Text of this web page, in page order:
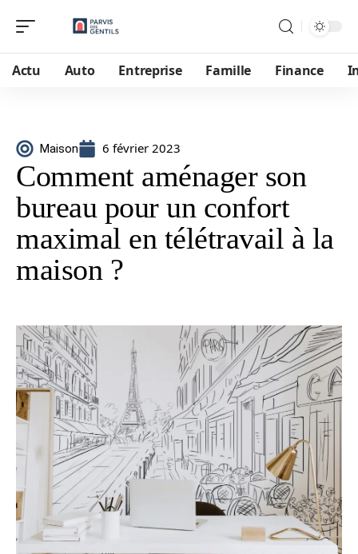
Actu Auto Entreprise Famille Finance
Maison 6 février 2023
Comment aménager son
bureau pour un confort
maximal en télétravail à la
maison ?